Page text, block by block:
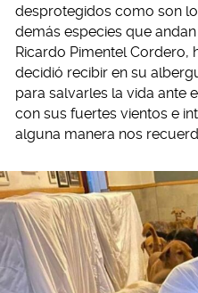
desprotegidos como son
demás especies que
Ricardo Pimentel Cordero,
decidió recibir en su
para salvarles la vida ante
con sus fuertes vientos e
alguna manera nos